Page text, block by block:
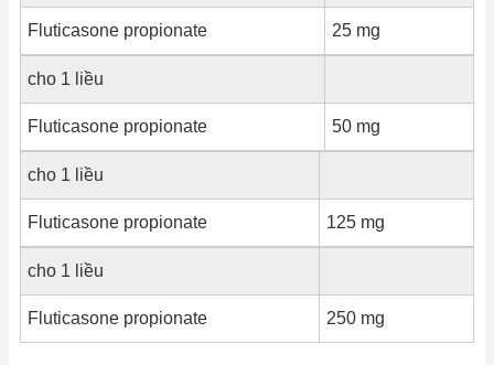
Fluticasone propionate 25 mg
cho 1 liều
Fluticasone propionate 50 mg
cho 1 liều
Fluticasone propionate 125 mg
cho 1 liều
Fluticasone propionate 250 mg